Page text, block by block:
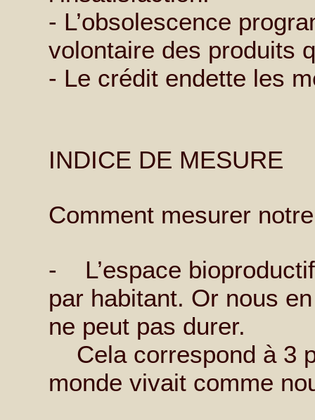
- L’obsolescence
volontaire des produits
- Le crédit endette les
INDICE DE MESURE
Comment mesurer
- L’espace
par habitant. Or nous
ne peut pas durer.
Cela correspond à 3
monde vivait comme